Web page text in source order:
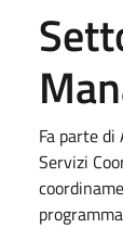
Fa parte di
Servizi